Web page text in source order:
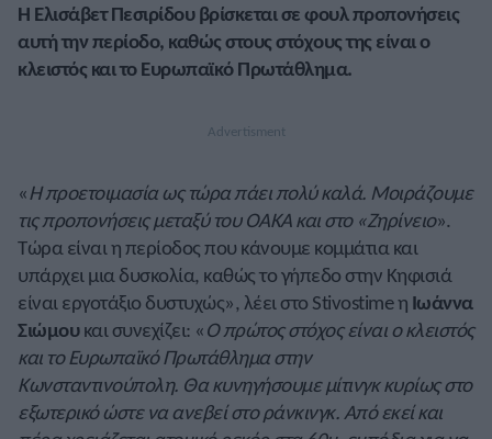
Η Ελισάβετ Πεσιρίδου βρίσκεται σε φουλ προπονήσεις
αυτή την περίοδο, καθώς στους στόχους της είναι ο
κλειστός και το Ευρωπαϊκό Πρωτάθλημα.
«Η προετοιμασία ως τώρα πάει πολύ καλά. Μοιράζουμε
τις προπονήσεις μεταξύ του ΟΑΚΑ και στο «Ζηρίνειο».
Τώρα είναι η περίοδος που κάνουμε κομμάτια και
υπάρχει μια δυσκολία, καθώς το γήπεδο στην Κηφισιά
είναι εργοτάξιο δυστυχώς», λέει στο Stivostime η Ιωάννα
Σιώμουκαι συνεχίζει: «Ο πρώτος στόχος είναι ο κλειστός
και το Ευρωπαϊκό Πρωτάθλημα στην
Κωνσταντινούπολη. Θα κυνηγήσουμε μίτινγκ κυρίως στο
εξωτερικό ώστε να ανεβεί στο ράνκινγκ. Από εκεί και